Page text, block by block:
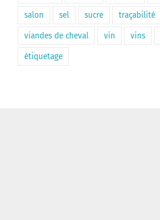
salon sel sucre traçabilité
viandes de cheval vin vins
étiquetage